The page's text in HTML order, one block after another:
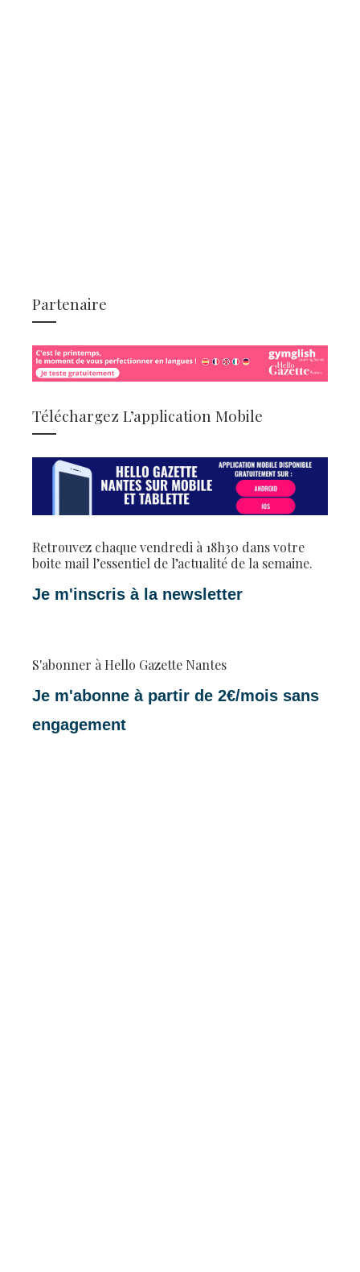
Partenaire
Téléchargez L’application Mobile
Retrouvez chaque vendredi à 18h30 dans votre
boite mail l’essentiel de l’actualité de la semaine.
Je m'inscris à la newsletter
S'abonner à Hello Gazette Nantes
Je m'abonne à partir de 2€/mois sans
engagement